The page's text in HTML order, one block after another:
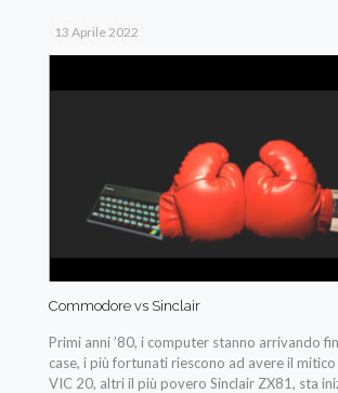
13 Aprile 2022
Commodore vs Sinclair
Primi anni ’80, i computer stanno arrivando
case, i più fortunati riescono ad avere il
VIC 20, altri il più povero Sinclair ZX81, sta